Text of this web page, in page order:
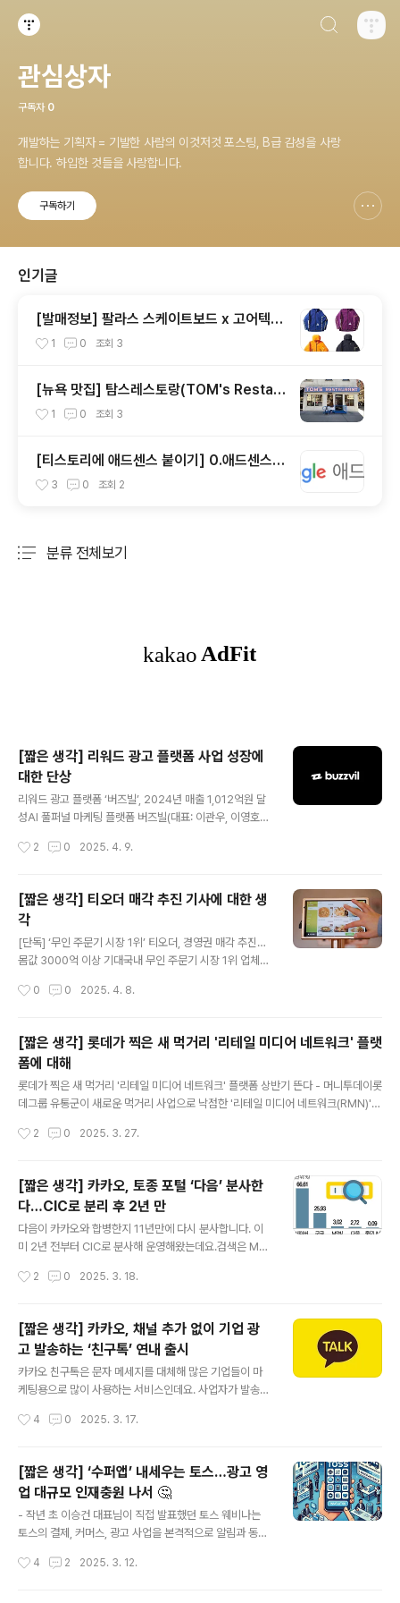
관심상자
구독자 0
개발하는 기획자 = 기발한 사람의 이것저것 포스팅, B급 감성을 사랑
합니다. 하입한 것들을 사랑합니다.
구독하기
인기글
[발매정보] 팔라스 스케이트보드 x 고어텍스
자켓 발매 예정
1 0 조회 3
[뉴욕 맛집] 탐스레스토랑(TOM's Restau
rant)
1 0 조회 3
[티스토리에 애드센스 붙이기] 0.애드센스
(Adsense)란?(+사설)
3 0 조회 2
분류 전체보기
[짧은 생각] 리워드 광고 플랫폼 사업 성장에
대한 단상
리워드 광고 플랫폼 ‘버즈빌’, 2024년 매출 1,012억원 달
성AI 풀퍼널 마케팅 플랫폼 버즈빌(대표: 이관우, 이영호)
억원을 기록했다. 이는 전년 대비 매출 4.7% 성장, 영업이
최고 실적으로, 리워드 중심의 광고 모델이 국내 애드테크
시장에서 단단히 자리잡았음을 보여준다. (링크) 리워드 광
고 플랫폼 제공 업체인 버즈빌의 2024년 매출이 상승하고
영업이익도 개선(적자 → 흑자)되었다는 기사로 국내 광고
시장에서 리워드 광고가 핫함을 다시 한 번 확인할 수 있는
반인들에게는 생소할 수 있는데요. 리워드 광고를 가장 잘
2 0 2025. 4. 9.
[짧은 생각] 티오더 매각 추진 기사에 대한 생
각
[단독] ‘무인 주문기 시장 1위’ 티오더, 경영권 매각 추진…
몸값 3000억 이상 기대국내 무인 주문기 시장 1위 업체
에 따르면 티오더는 최근 경영권 지분 매각을 결정, 잠재 인
태핑(수요 조사) 대상에 올렸다.매각 대상은 권성택 티오더
창업자 대표가 보유한 경영권 지분 50% 이상으로 전해졌
다. 권 대표는 지난해 말 기준 티오더 지분 71.3%를 보유
한 최대 주주다.(링크) 국내 테이블 오더 1위 업체인 티오더
가 매물로 나왔다는 기사인데요. 작년 5월 시리즈 B 투자
B이고 업계 1위로 지속적으로 시장 개척 및 성장을 하는 ..
0 0 2025. 4. 8.
[짧은 생각] 롯데가 찍은 새 먹거리 '리테일 미디어 네트워크' 플랫
폼에 대해
롯데가 찍은 새 먹거리 '리테일 미디어 네트워크' 플랫폼 상반기 뜬다 - 머니투데이롯
데그룹 유통군이 새로운 먹거리 사업으로 낙점한 '리테일 미디어 네트워크(RMN)'의
발적으로 운영해온 광고news.mt.co.kr롯데그룹 유통군이 새로운 먹거리 사업으
시범 운영에 들어간다.그동안 계열사별로 산발적으로 운영해온 광고 사업을 하나로
통합하고, 광고주가 원하는 위치와 시기에 편리하게 광고를 요청할 수 있도록 한 플
랫폼이다. 얼마 전 뉴스레터에 전달드렸던 현대백화점 기사에 이어 이번에는 롯데그
룹의 리테일 미디어 네트워크(RMN) 소식입니다.사실 롯데..
2 0 2025. 3. 27.
[짧은 생각] 카카오, 토종 포털 ‘다음’ 분사한
다…CIC로 분리 후 2년 만
다음이 카카오와 합병한지 11년만에 다시 분사합니다. 이
미 2년 전부터 CIC로 분사해 운영해왔는데요.검색은 MS
상 검색 엔진으로서의 기능을 상실하고 콘텐츠 CIC라는 이
이는데요. 이마저도 녹록치 않습니다.포털은 검색 외에도
다양한 콘텐츠와 서비스를 통해 많은 트래픽을 일으키고
이를 바탕으로 광고와 같은 BM으로 수익을 얻게되는데 계
속 다운트렌드를 보이고 새로운 성장 동력이 없는 상황에
서 어떻게 타개해야할지 고민이 클 것같습니다. 그리고 타
외부에 맡기면서 경쟁력이 사라진 부분도 있다고 생각합니
2 0 2025. 3. 18.
[짧은 생각] 카카오, 채널 추가 없이 기업 광
고 발송하는 ‘친구톡’ 연내 출시
카카오 친구톡은 문자 메세지를 대체해 많은 기업들이 마
케팅용으로 많이 사용하는 서비스인데요. 사업자가 발송
널과 친구인 상태의 사용자들에게만 발송할 수 있어서 사
는데요. 앞으로는 채널 친구 여부와 무관하게 해당 브랜드
사이트 등의 회원가입 시 광고 동의만 했다면 친구톡을 발
송할 수 있도록 바꾼다는 것입니다.카카오는 이를 통해 추
가 매출을 기대할 수 있겠지만 기사 내용처럼 사용자들은
원치않는 메세지를 과도하게 받을 수 있기 때문에 해당 기
케터들에게는 조심스럽게 사용한다면 하나의 무기가 생긴
4 0 2025. 3. 17.
[짧은 생각] ‘수퍼앱’ 내세우는 토스…광고 영
업 대규모 인재충원 나서 🤔
- 작년 초 이승건 대표님이 직접 발표했던 토스 웨비나는
토스의 결제, 커머스, 광고 사업을 본격적으로 알림과 동시
가 직접 영업할 만큼 토스는 결제, 커머스, 광고에 진심이고
4 2 2025. 3. 12.